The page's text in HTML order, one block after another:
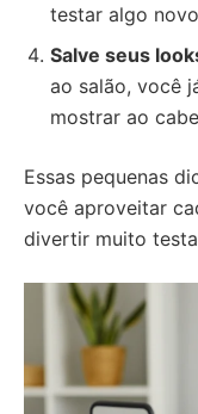
testar algo
Salve seus
ao salão, você
mostrar ao
Essas pequenas
você aproveitar
divertir muito